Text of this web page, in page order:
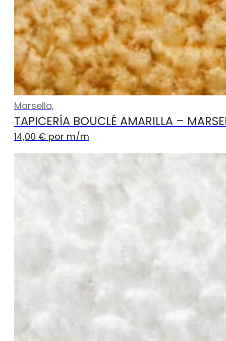
Marsella,
TAPICERÍA BOUCLÉ AMARILLA –
14,00 € por m/m